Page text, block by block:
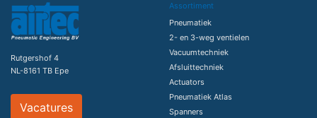
Rutgershof 4
NL-8161 TB Epe
Vacatures
Assortiment
Pneumatiek
2- en 3-weg ventielen
Vacuumtechniek
Afsluittechniek
Actuators
Pneumatiek Atlas
Spanners